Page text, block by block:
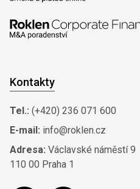
Kontakty
Tel.: (+420) 236 071 600
E-mail: info@roklen.cz
Adresa: Václavské náměstí 9
110 00 Praha 1